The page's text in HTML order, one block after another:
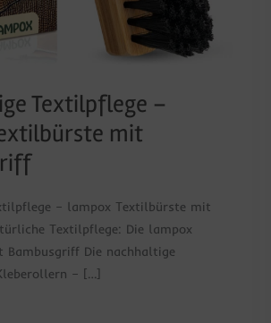
Textilpflege –
mit
– lampox Textilbürste mit
Textilpflege: Die lampox
Bambusgriff Die nachhaltige
– […]